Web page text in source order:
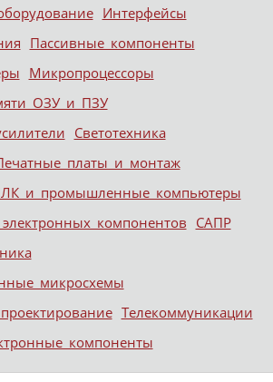
Интерфейсы
Пассивные компоненты
Микропроцессоры
ОЗУ и ПЗУ
Светотехника
платы и монтаж
и промышленные компьютеры
компонентов САПР
микросхемы
Телекоммуникации
компоненты